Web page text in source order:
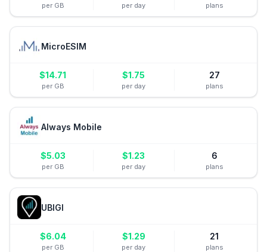
per GB per day plans
MicroESIM
$14.71
per GB
$1.75
per day
27
plans
Always Mobile
$5.03
per GB
$1.23
per day
6
plans
UBIGI
$6.04
per GB
$1.29
per day
21
plans